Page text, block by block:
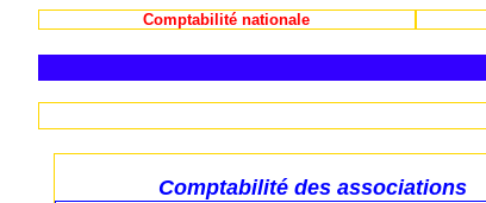
Comptabilité nationale
Comptabilité des associations